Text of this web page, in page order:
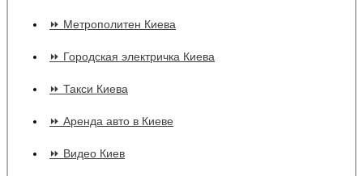
⏩ Метрополитен Киева
⏩ Городская электричка Киева
⏩ Такси Киева
⏩ Аренда авто в Киеве
⏩ Видео Киев